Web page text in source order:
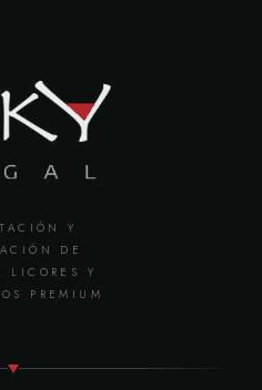
Y
DE
LICORES Y
PREMIUM